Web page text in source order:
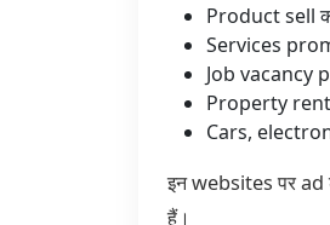
Product sell
Services
Job vacancy
Property
Cars,
इन websites पर ad
हैं।